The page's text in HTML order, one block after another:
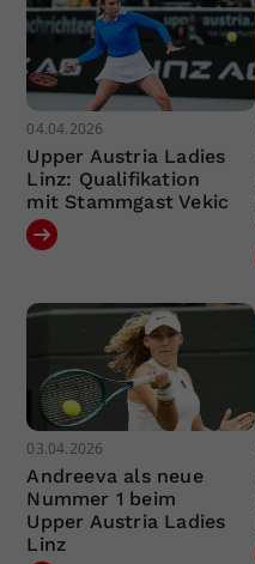
04.04.2026
Upper Austria Ladies
Linz: Qualifikation
mit Stammgast Vekic
03.04.2026
Andreeva als neue
Nummer 1 beim
Upper Austria Ladies
Linz